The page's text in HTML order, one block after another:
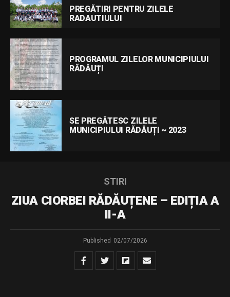
PREGĂTIRI PENTRU ZILELE
RADAUTIULUI
PROGRAMUL ZILELOR MUNICIPIULUI
RĂDĂUȚI
SE PREGĂTESC ZILELE
MUNICIPIULUI RĂDĂUȚI ~ 2023
STIRI
ZIUA CIORBEI RĂDĂUȚENE – EDIȚIA A
II-A
Published 02/07/2026